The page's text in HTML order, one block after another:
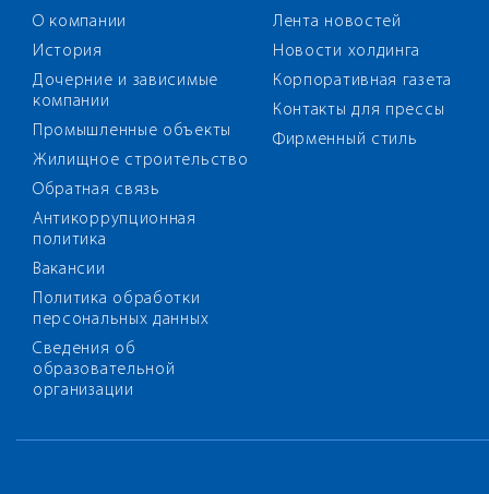
О компании
История
Дочерние и зависимые
компании
Промышленные объекты
Жилищное строительство
Обратная связь
Антикоррупционная
политика
Вакансии
Политика обработки
персональных данных
Сведения об
образовательной
организации
Лента новостей
Новости холдинга
Корпоративная газета
Контакты для прессы
Фирменный стиль